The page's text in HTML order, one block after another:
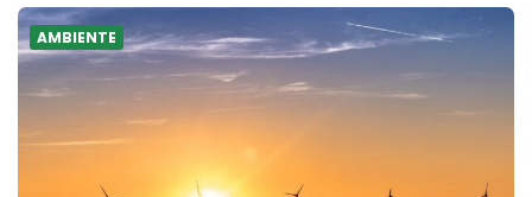
AMBIENTE